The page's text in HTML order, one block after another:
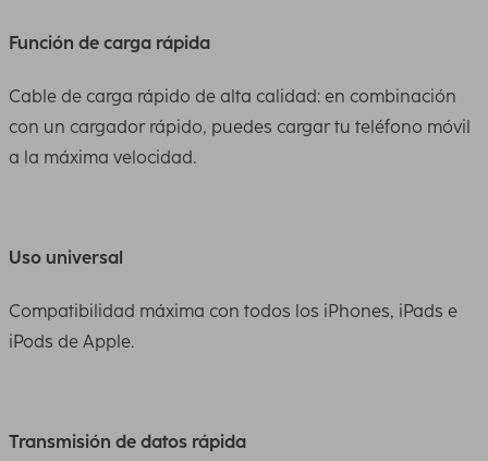
Función de carga rápida
Cable de carga rápido de alta calidad: en combinación
con un cargador rápido, puedes cargar tu teléfono móvil
a la máxima velocidad.
Uso universal
Compatibilidad máxima con todos los iPhones, iPads e
iPods de Apple.
Transmisión de datos rápida